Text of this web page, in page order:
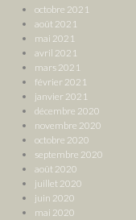
octobre 2021
août 2021
mai 2021
avril 2021
mars 2021
février 2021
janvier 2021
décembre 2020
novembre 2020
octobre 2020
septembre 2020
août 2020
juillet 2020
juin 2020
mai 2020